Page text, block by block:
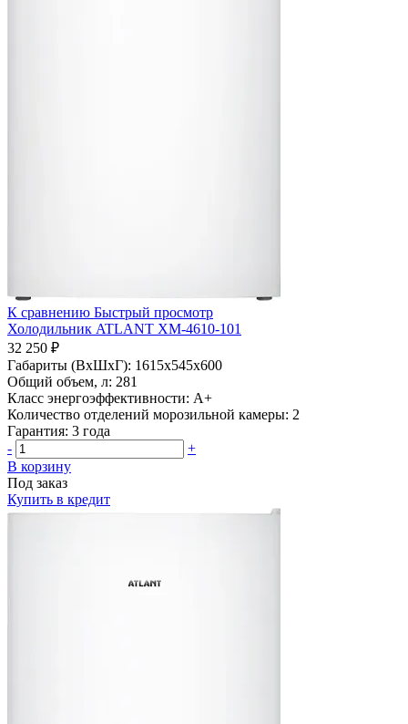
К сравнению Быстрый просмотр
Холодильник ATLANT ХМ-4610-101
32 250 ₽
Габариты (ВхШхГ): 1615x545x600
Общий объем, л: 281
Класс энергоэффективности: A+
Количество отделений морозильной камеры: 2
Гарантия: 3 года
-
+
В корзину
Под заказ
Купить в кредит